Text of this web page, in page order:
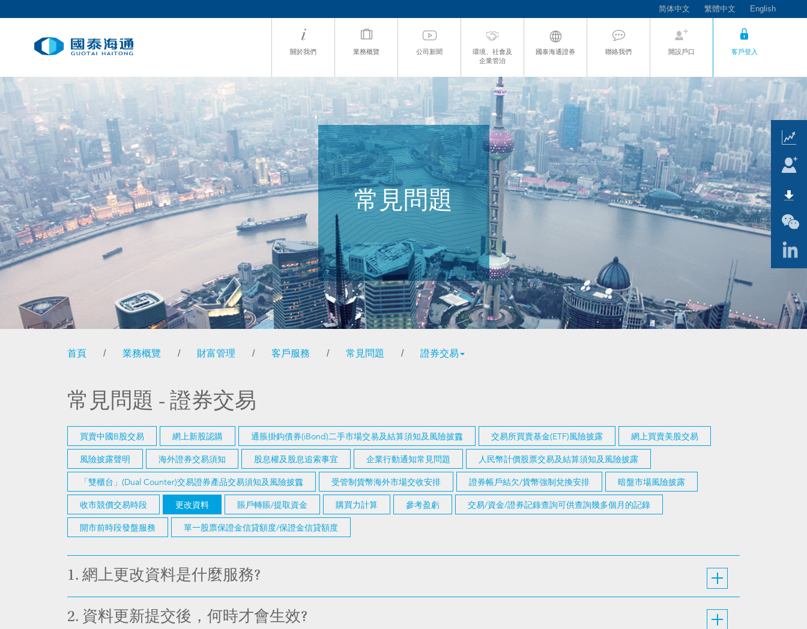
简体中文 繁體中文 English
關於我們 業務概覽 公司新聞
環境、社會及
企業管治
國泰海通證券 聯絡我們 開設戶口 客戶登入
常見問題
首頁 / 業務概覽 / 財富管理 / 客戶服務 / 常見問題 / 證券交易
常見問題 - 證券交易
買賣中國B股交易 網上新股認購 通脹掛鈎債券(iBond)二手市場交易及結算須知及風險披露 交易所買賣基金(ETF)風險披露
網上買賣美股交易
風險披露聲明
海外證券交易須知 股息權及股息追索事宜 企業行動通知常見問題
人民幣計價股票交易及結算須知及風險披露
「雙櫃台」(Dual Counter)交易證券產品交易須知及風險披露
受管制貨幣海外市場交收安排 證券帳戶結欠/貨幣強制兌換安排
暗盤市場風險披露
收市競價交易時段
更改資料 賬戶轉賬/提取資金 購買力計算 參考盈虧
交易/資金/證券記錄查詢可供查詢幾多個月的記錄
開市前時段發盤服務
單一股票保證金信貸額度/保證金信貸額度
1. 網上更改資料是什麼服務?
2. 資料更新提交後，何時才會生效?